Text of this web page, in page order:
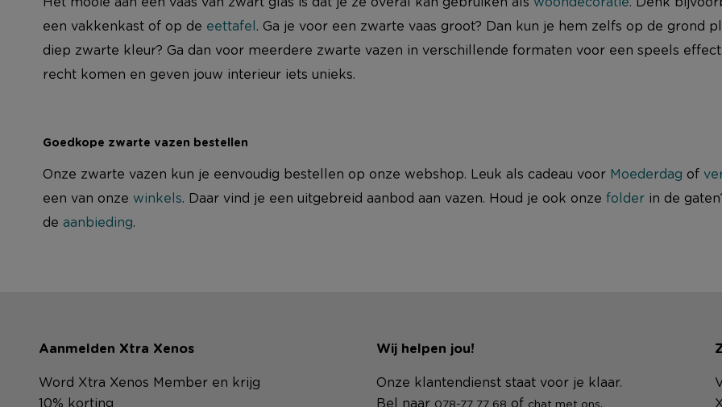
een vakkenkast of op de eettafel. Ga je voor een zwarte vaas groot? Dan kun je hem zelfs op de grond
diep zwarte kleur? Ga dan voor meerdere zwarte vazen in verschillende formaten voor een speels
recht komen en geven jouw interieur iets unieks.
Goedkope zwarte vazen bestellen
Onze zwarte vazen kun je eenvoudig bestellen op onze webshop. Leuk als cadeau voor Moederdag of
een van onze winkels. Daar vind je een uitgebreid aanbod aan vazen. Houd je ook onze folder in de
de aanbieding.
Aanmelden Xtra Xenos
Word Xtra Xenos Member en krijg
10% korting
Wij helpen jou!
Onze klantendienst staat voor je klaar.
Bel naar 078-77 77 68 of chat met ons.